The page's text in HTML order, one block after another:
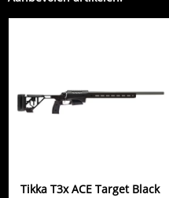
Tikka T3x ACE Target Black